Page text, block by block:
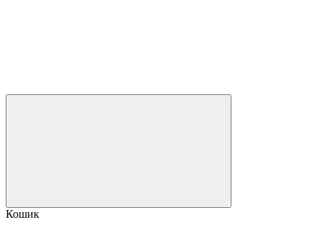
Кошик